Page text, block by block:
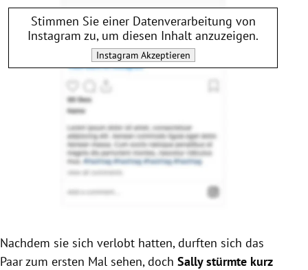
Stimmen Sie einer Datenverarbeitung von
Instagram zu, um diesen Inhalt anzuzeigen.
InstagramAkzeptieren
Nachdem sie sich verlobt hatten, durften sich das
Paar zum ersten Mal sehen, doch Sally stürmte kurz